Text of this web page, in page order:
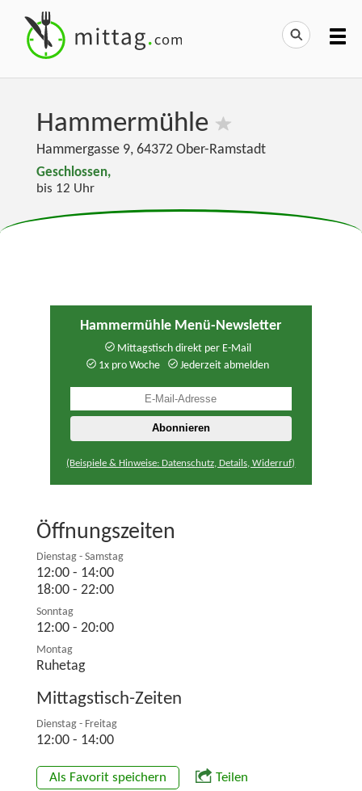
Hammermühle
Hammergasse 9, 64372 Ober-Ramstadt
Geschlossen,
bis 12 Uhr
Hammermühle Menü-Newsletter
Mittagstisch direkt per E-Mail
1x pro Woche
Jederzeit abmelden
(Beispiele & Hinweise: Datenschutz, Details, Widerruf)
Öffnungszeiten
Dienstag - Samstag
12:00 - 14:00
18:00 - 22:00
Sonntag
12:00 - 20:00
Montag
Ruhetag
Mittagstisch-Zeiten
Dienstag - Freitag
12:00 - 14:00
Als Favorit speichern Teilen